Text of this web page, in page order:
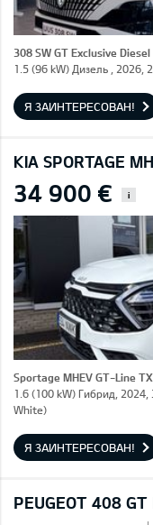
308 SW GT Exclusive
1.5 (96 kW) Дизель , 2026,
Я ЗАИНТЕРЕСОВАН!
KIA SPORTAGE
34 900 € i
Sportage MHEV GT-Line TX
1.6 (100 kW) Гибрид,
White)
Я ЗАИНТЕРЕСОВАН!
PEUGEOT 408 GT